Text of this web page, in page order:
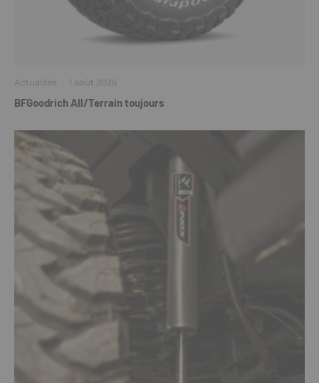
Actualités · 1 août 2026
BFGoodrich All/Terrain toujours